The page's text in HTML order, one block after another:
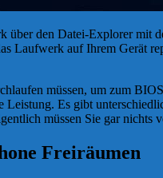
über den Datei-Explorer
Laufwerk auf Ihrem Gerät
müssen, um zum
Leistung. Es gibt
müssen Sie gar
Freiräumen